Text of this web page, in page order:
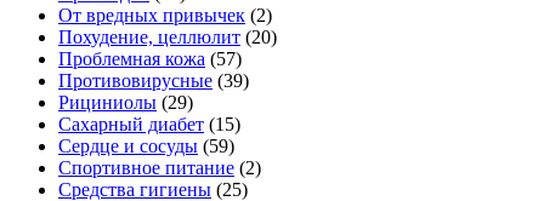
От вредных привычек (2)
Похудение, целлюлит (20)
Проблемная кожа (57)
Противовирусные (39)
Рициниолы (29)
Сахарный диабет (15)
Сердце и сосуды (59)
Спортивное питание (2)
Средства гигиены (25)